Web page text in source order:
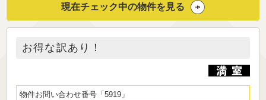
現在チェック中の物件を見る
お得な訳あり！
物件お問い合わせ番号 5919